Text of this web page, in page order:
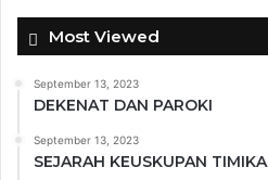
Most Viewed
September 13, 2023
DEKENAT DAN PAROKI
September 13, 2023
SEJARAH KEUSKUPAN TIMIKA